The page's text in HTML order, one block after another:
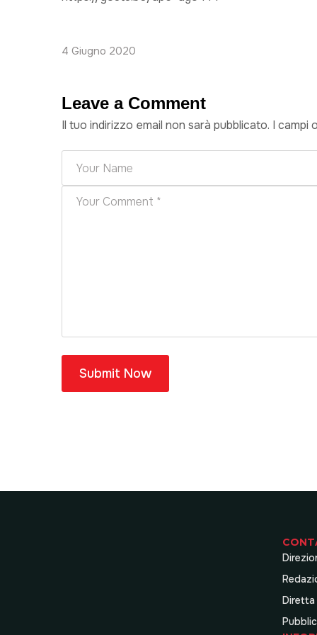
4 Giugno 2020
Leave a Comment
Il tuo indirizzo email non sarà pubblicato. I campi
Submit Now
Diretta